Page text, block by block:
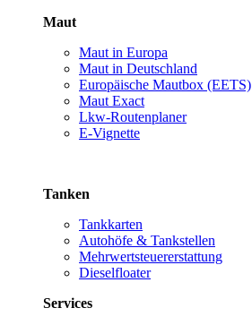
Maut
Maut in Europa
Maut in Deutschland
Europäische Mautbox (EETS)
Maut Exact
Lkw-Routenplaner
E-Vignette
Tanken
Tankkarten
Autohöfe & Tankstellen
Mehrwertsteuererstattung
Dieselfloater
Services